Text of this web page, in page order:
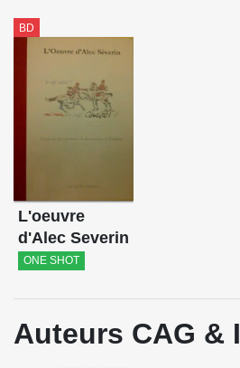
BD
L'oeuvre
d'Alec Severin
ONE SHOT
Auteurs CAG &